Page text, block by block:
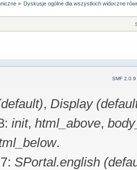
» Dyskusje ogólne dla wszystkich widoczne
SMF 2.0.9
, Display
init, html_above,
.
SPortal.english